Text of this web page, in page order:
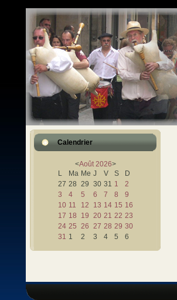
Calendrier
<Août 2026>
L
Ma Me J V S
D
27 28 29 30 31 1
2
3
4 5 6 7 8
9
10 11 12 13 14 15 16
17 18 19 20 21 22 23
24 25 26 27 28 29 30
31 1 2 3 4 5 6